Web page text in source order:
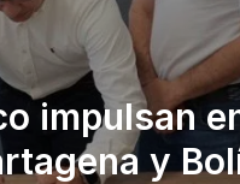
impulsan
y